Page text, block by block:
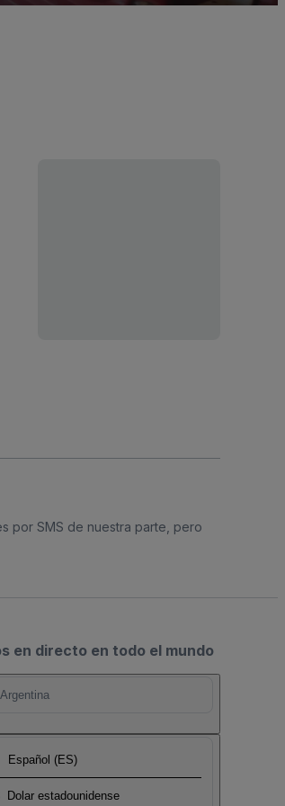
por SMS de nuestra parte, pero
en directo en todo el mundo
Argentina
Español (ES)
Dolar estadounidense